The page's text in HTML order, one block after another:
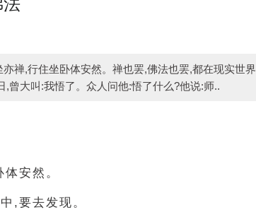
法
亦禅,行住坐卧体安然。禅也罢,佛法也罢,都在现实世界
叫:我悟了。众人问他:悟了什么?他说:师..
体安然。
中,要去发现。